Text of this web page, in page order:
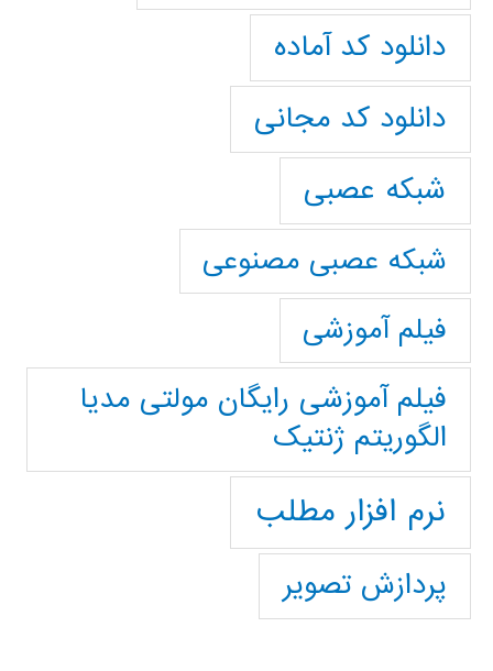
دانلود کد آماده
دانلود کد مجانی
شبکه عصبی
شبکه عصبی مصنوعی
فیلم آموزشی
فیلم آموزشی رایگان مولتی مدیا
الگوریتم ژنتیک
نرم افزار مطلب
پردازش تصویر